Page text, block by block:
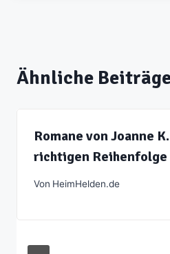
Ähnliche
Romane von Joanne
richtigen Reihenfolge
Von HeimHelden.de